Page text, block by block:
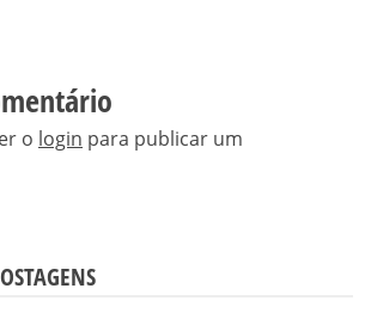
o login para publicar um